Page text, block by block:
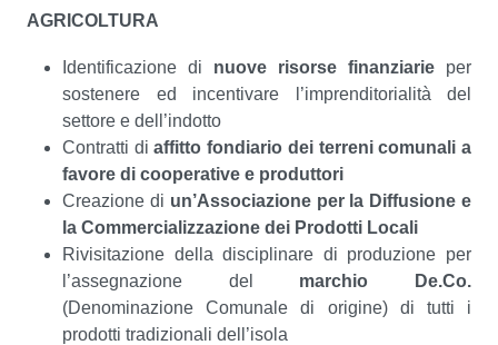
AGRICOLTURA
Identificazione di nuove risorse finanziarie per
sostenere ed incentivare l’imprenditorialità del
settore e dell’indotto
Contratti diaffitto fondiario dei terreni comunali a
favore di cooperative e produttori
Creazione di un’Associazione per la Diffusione e
la Commercializzazione dei Prodotti Locali
Rivisitazione della disciplinare di produzione per
l’assegnazione del marchio De.Co.
(Denominazione Comunale di origine) di tutti i
prodotti tradizionali dell’isola